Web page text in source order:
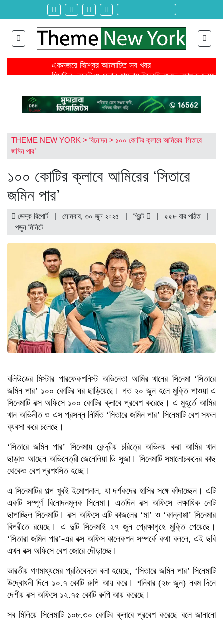
একনজরে বিশ্বের আলোচিত সব খবর
মিসাইল, রকেট ও ড্রোন হামলায় ইসরাইলজুড়ে ব্যাপক
ঐকমত্য কমিশনের বৈঠক থেকে বিএনপির ওয়াকআউট
এনসিপির সমাবেশে ছোটাছুটি, ড্রোনকে মিসাইল ভেবে গুজব
তৌকিরের সাথে সেদিন কী হয়েছিল বিমান দুর্ঘটনার আগে?
বহিষ্কৃত ২ ছাত্রদল নেতা ও নিষিদ্ধ সংগঠন ছাত্রলীগ কর্মীর
THEME NEW YORK > বিনোদন > ১০০ কোটির ক্লাবে আমিরের ‘সিতারে
জমিন পার’
১০০ কোটির ক্লাবে আমিরের ‘সিতারে
জমিন পার’
ডেস্ক রিপোর্ট | সোমবার, ৩০ জুন ২০২৫ | প্রিন্ট | ৫৫৮ বার পঠিত
|
পড়ুন মিনিটে
বলিউডের মিস্টার পারফেকশনিস্ট অভিনেতা আমির খানের সিনেমা ‘সিতারে
জমিন পার’ ১০০ কোটির ঘর ছাড়িয়েছে। গত ২০ জুন হলে মুক্তি পাওয়া এ
সিনেমাটি বক্স অফিসে ১০০ কোটির ক্লাবে প্রবেশ করেছে। এ মুহূর্তে আমির
খান অভিনীত ও এস প্রসন্ন নির্মিত ‘সিতারে জমিন পার’ সিনেমাটি বেশ সফল
ব্যবসা করে চলেছে।
‘সিতারে জমিন পার’ সিনেমায় কেন্দ্রীয় চরিত্রে অভিনয় করা আমির খান
ছাড়াও আছেন অভিনেত্রী জেনেলিয়া ডি সুজা। সিনেমাটি সমালোচকদের কাছ
থেকেও বেশ প্রশংসিত হচ্ছে।
এ সিনেমাটির গল্প খুবই ইমোশনাল, যা দর্শকদের হাসির সঙ্গে কাঁদাচ্ছেন। এটি
একটি সম্পূর্ণ বিনোদনমূলক সিনেমা। এতদিন বক্স অফিসে লক্ষাধিক নোট
ছাপাচ্ছিল সিনেমাটি। বক্স অফিসে এটি কাজলের ‘মা’ ও ‘কান্নাপ্পা’ সিনেমার
বিপরীতে রয়েছে। এ দুটি সিনেমাই ২৭ জুন প্রেক্ষাগৃহে মুক্তি পেয়েছে।
‘সিতারা জমিন পার’-এর বক্স অফিস কালেকশন সম্পর্কে কথা বললে, এই ছবি
এখন বক্স অফিসে বেশ জোরে দৌড়াচ্ছে।
ভারতীয় গণমাধ্যমের প্রতিবেদনে বলা হয়েছে, ‘সিতারে জমিন পার’ সিনেমাটি
উদ্বোধনী দিনে ১০.৭ কোটি রুপি আয় করে। শনিবার (২৮ জুন) নবম দিনে
দেশীয় বক্স অফিসে ১২.৭৫ কোটি রুপি আয় করেছে।
সব মিলিয়ে সিনেমাটি ১০৮.৩০ কোটির ক্লাবে প্রবেশ করেছে বলে জানানো